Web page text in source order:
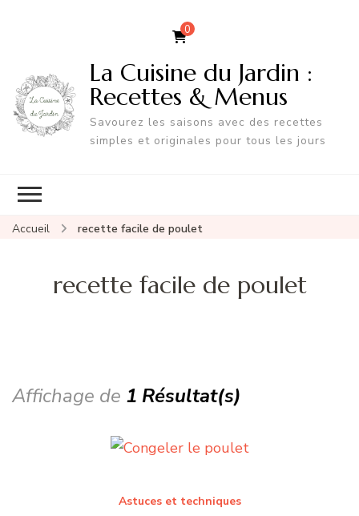
0
La Cuisine du Jardin :
Recettes & Menus
Savourez les saisons avec des recettes
simples et originales pour tous les jours
Accueil recette facile de poulet
recette facile de poulet
Affichage de 1 Résultat(s)
Astuces et techniques